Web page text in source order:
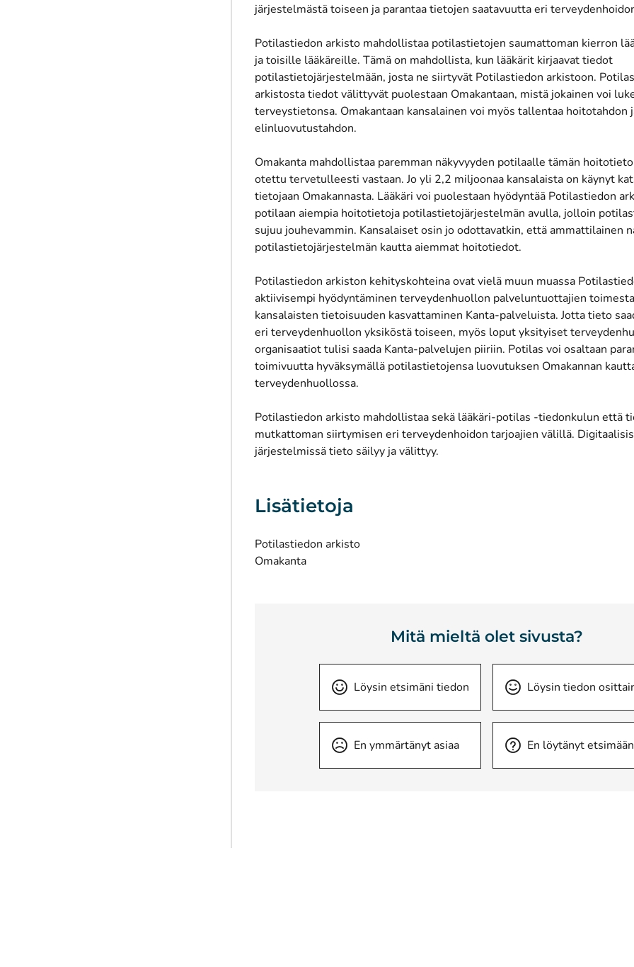
järjestelmästä toiseen ja parantaa tietojen saatavuutta eri
Potilastiedon arkisto mahdollistaa potilastietojen saumattoman kierron
ja toisille lääkäreille. Tämä on mahdollista, kun lääkärit kirjaavat tiedot
potilastietojärjestelmään, josta ne siirtyvät Potilastiedon arkistoon.
arkistosta tiedot välittyvät puolestaan Omakantaan, mistä jokainen voi
terveystietonsa. Omakantaan kansalainen voi myös tallentaa hoitotahdon
elinluovutustahdon.
Omakanta mahdollistaa paremman näkyvyyden potilaalle tämän
otettu tervetulleesti vastaan. Jo yli 2,2 miljoonaa kansalaista on käynyt
tietojaan Omakannasta. Lääkäri voi puolestaan hyödyntää Potilastiedon
potilaan aiempia hoitotietoja potilastietojärjestelmän avulla, jolloin
sujuu jouhevammin. Kansalaiset osin jo odottavatkin, että ammattilainen
potilastietojärjestelmän kautta aiemmat hoitotiedot.
Potilastiedon arkiston kehityskohteina ovat vielä muun muassa
aktiivisempi hyödyntäminen terveydenhuollon palveluntuottajien
kansalaisten tietoisuuden kasvattaminen Kanta-palveluista. Jotta tieto
eri terveydenhuollon yksiköstä toiseen, myös loput yksityiset
organisaatiot tulisi saada Kanta-palvelujen piiriin. Potilas voi osaltaan
toimivuutta hyväksymällä potilastietojensa luovutuksen Omakannan
terveydenhuollossa.
Potilastiedon arkisto mahdollistaa sekä lääkäri-potilas -tiedonkulun että
mutkattoman siirtymisen eri terveydenhoidon tarjoajien välillä.
järjestelmissä tieto säilyy ja välittyy.
Lisätietoja
Potilastiedon arkisto
Omakanta
Mitä mieltä olet sivusta?
Löysin etsimäni tiedon Löysin tiedon
En ymmärtänyt asiaa En löytänyt